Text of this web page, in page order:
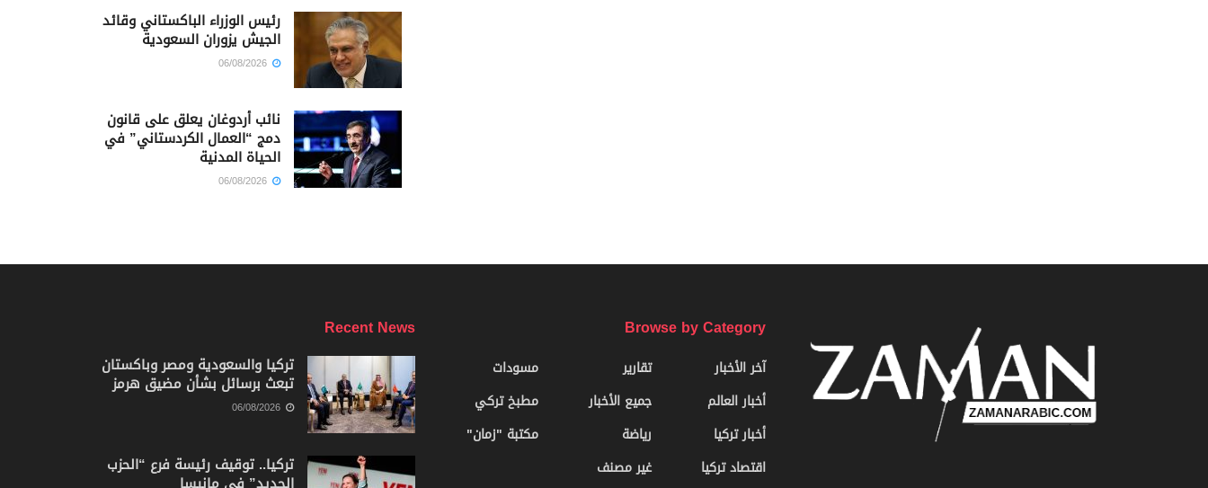
رئيس الوزراء الباكستاني وقائد
الجيش يزوران السعودية
نائب أردوغان يعلق على قانون
دمج “العمال الكردستاني” في
الحياة المدنية
Browse by Category
آخر الأخبار
أخبار العالم
أخبار تركيا
اقتصاد تركيا
تقارير
جميع الأخبار
رياضة
غير مصنف
مسودات
مطبخ تركي
مكتبة "زمان"
Recent News
تركيا والسعودية ومصر وباكستان
تبعث برسائل بشأن مضيق هرمز
تركيا.. توقيف رئيسة فرع “الحزب